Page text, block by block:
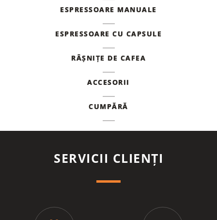
ESPRESSOARE MANUALE
ESPRESSOARE CU CAPSULE
RÂȘNIȚE DE CAFEA
ACCESORII
CUMPĂRĂ
SERVICII CLIENȚI